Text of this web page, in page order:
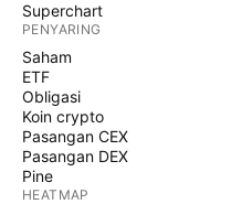
Superchart
PENYARING
Saham
ETF
Obligasi
Koin crypto
Pasangan CEX
Pasangan DEX
Pine
HEATMAP